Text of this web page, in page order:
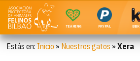
TEAMING PAYPAL BBK
Estás en: Inicio » Nuestros gatos »Xera